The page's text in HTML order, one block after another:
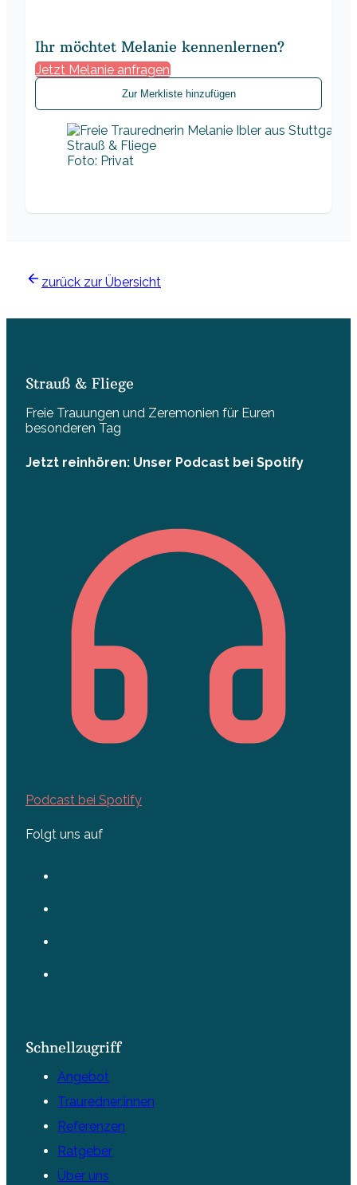
Ihr möchtet Melanie kennenlernen?
Jetzt Melanie anfragen
Zur Merkliste hinzufügen
Foto: Privat
zurück zur Übersicht
Strauß & Fliege
Freie Trauungen und Zeremonien für Euren
besonderen Tag
Jetzt reinhören: Unser Podcast bei Spotify
Podcast bei Spotify
Folgt uns auf
Schnellzugriff
Angebot
Trauredner:innen
Referenzen
Ratgeber
Über uns